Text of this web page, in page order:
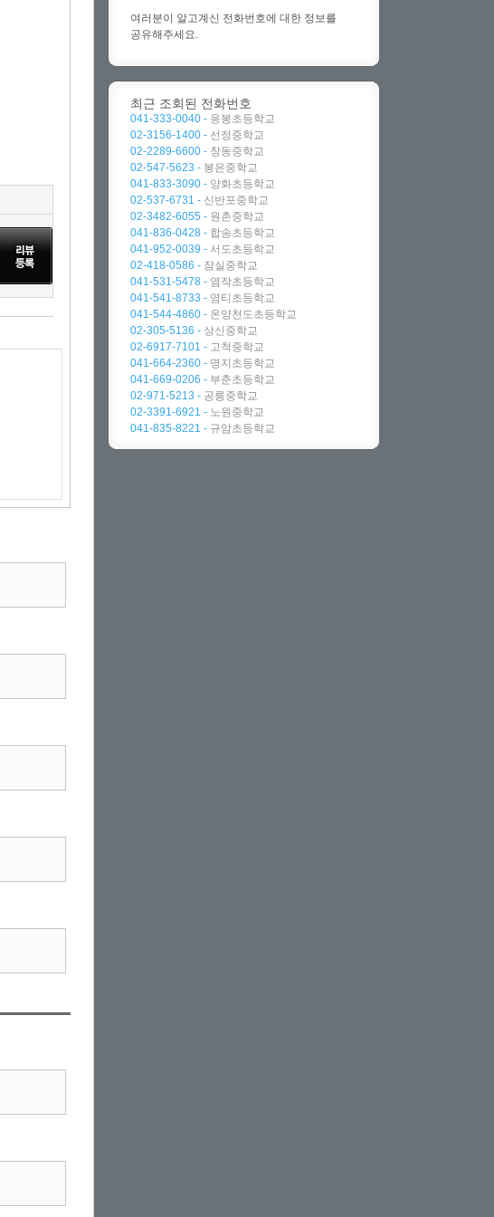
여러분이 알고계신 전화번호에 대한 정보를
공유해주세요.
최근 조회된 전화번호
041-333-0040 - 응봉초등학교
02-3156-1400 - 선정중학교
02-2289-6600 - 창동중학교
02-547-5623 - 봉은중학교
041-833-3090 - 양화초등학교
02-537-6731 - 신반포중학교
02-3482-6055 - 원촌중학교
041-836-0428 - 합송초등학교
041-952-0039 - 서도초등학교
02-418-0586 - 잠실중학교
041-531-5478 - 염작초등학교
041-541-8733 - 염티초등학교
041-544-4860 - 온양천도초등학교
02-305-5136 - 상신중학교
02-6917-7101 - 고척중학교
041-664-2360 - 명지초등학교
041-669-0206 - 부춘초등학교
02-971-5213 - 공릉중학교
02-3391-6921 - 노원중학교
041-835-8221 - 규암초등학교